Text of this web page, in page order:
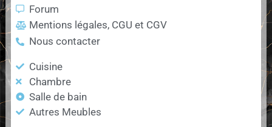
Forum
Mentions légales, CGU et CGV
Nous contacter
Cuisine
Chambre
Salle de bain
Autres Meubles